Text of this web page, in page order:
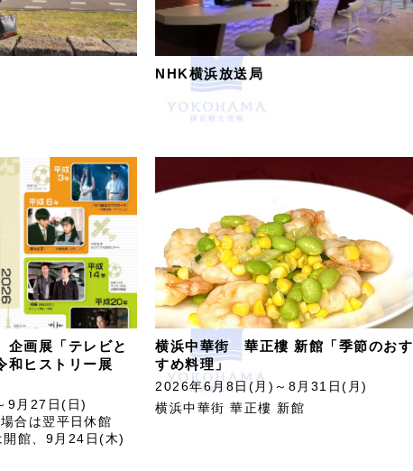
NHK横浜放送局
画展「テレビと
和ヒストリー展
9月27日(日)
合は翌平日休館
館、9月24日(木)
横浜中華街 華正樓 新館「季節のおす
すめ料理」
2026年6月8日(月)～8月31日(月)
横浜中華街 華正樓 新館